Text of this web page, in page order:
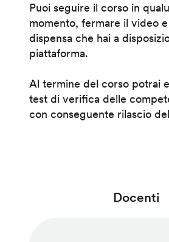
Puoi seguire il corso in
momento, fermare il video
dispensa che hai a
piattaforma.
Al termine del corso potrai
test di verifica delle
con conseguente rilascio
Docenti